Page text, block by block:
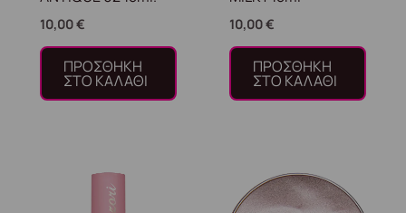
10,00€
ΠΡΟΣΘΉΚΗ
ΣΤΟ ΚΑΛΆΘΙ
10,00€
ΠΡΟΣΘΉΚΗ
ΣΤΟ ΚΑΛΆΘΙ